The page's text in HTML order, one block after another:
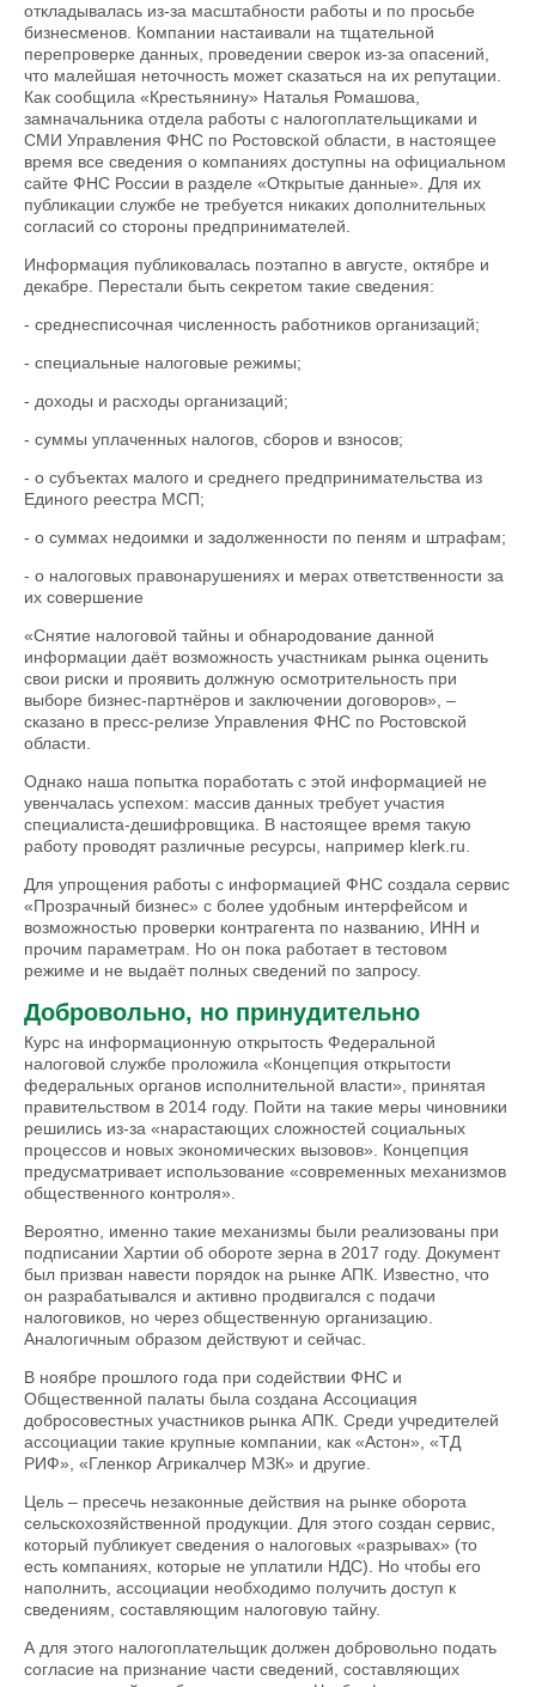
откладывалась из-за масштабности работы и по просьбе
бизнесменов. Компании настаи­вали на тщательной
перепроверке данных, проведении сверок из-за опасений,
что малейшая неточность может сказаться на их репутации.
Как сообщила «Крестьянину» Наталья Ромашова,
замначальника отдела работы с налогоплательщиками и
СМИ Управления ФНС по Ростовской области, в настоящее
время все сведения о компаниях доступны на официальном
сайте ФНС России в разделе «Открытые данные». Для их
публикации службе не требуется никаких дополнительных
согласий со стороны предпринимателей.
Информация публиковалась поэтапно в августе, октябре и
декабре. Перестали быть секретом такие сведения:
- среднесписочная численность работников организаций;
- специальные налоговые режимы;
- доходы и расходы организаций;
- суммы уплаченных налогов, сборов и взносов;
- о субъектах малого и среднего предпринимательства из
Единого реестра МСП;
- о суммах недоимки и задолженности по пеням и штрафам;
- о налоговых правонарушениях и мерах ответственности за
их совершение
«Снятие налоговой тайны и обнародование данной
информации даёт возможность участникам рынка оценить
свои риски и проявить должную осмотрительность при
выборе бизнес-партнёров и заключении договоров», –
сказано в пресс-релизе Управления ФНС по Ростовской
области.
Однако наша попытка поработать с этой информацией не
увенчалась успехом: массив данных требует участия
специалиста-дешифровщика. В настоящее время такую
работу проводят различные ресурсы, например klerk.ru.
Для упрощения работы с информацией ФНС создала сервис
«Прозрачный бизнес» с более удобным интерфейсом и
возможностью проверки контрагента по названию, ИНН и
прочим параметрам. Но он пока работает в тестовом
режиме и не выдаёт полных сведений по запросу.
Добровольно, но принудительно
Курс на информационную открытость Федеральной
налоговой службе проложила «Концепция открытости
федеральных органов исполнительной власти», принятая
правительством в 2014 году. Пойти на такие меры чиновники
решились из-за «нарастающих сложностей социальных
процессов и новых экономических вызовов». Концепция
предусматривает использование «современных механизмов
общественного контроля».
Вероятно, именно такие механизмы были реализованы при
подписании Хартии об обороте зерна в 2017 году. Документ
был призван навести порядок на рынке АПК. Известно, что
он разрабатывался и активно продвигался с подачи
налоговиков, но через общественную организацию.
Аналогичным образом действуют и сейчас.
В ноябре прошлого года при содействии ФНС и
Общественной палаты была создана Ассоциация
добросовестных участников рынка АПК. Среди учредителей
ассоциации такие крупные компании, как «Астон», «ТД
РИФ», «Гленкор Агрикалчер МЗК» и другие.
Цель – пресечь незаконные действия на рынке оборота
сельскохозяйственной продукции. Для этого создан сервис,
который публикует сведения о налоговых «разрывах» (то
есть компаниях, которые не уплатили НДС). Но чтобы его
наполнить, ассоциации необходимо получить доступ к
сведениям, составляющим налоговую тайну.
А для этого налогоплательщик должен добровольно подать
согласие на признание части сведений, составляющих